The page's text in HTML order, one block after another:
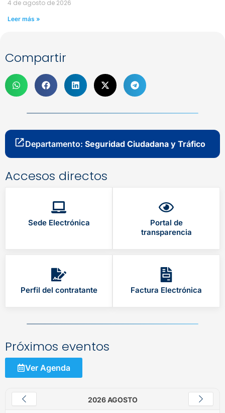
4 de agosto de 2026
Leer más »
Compartir
Departamento: Seguridad Ciudadana y Tráfico
Accesos directos
Sede Electrónica
Portal de
transparencia
Perfil del contratante Factura Electrónica
Próximos eventos
Ver Agenda
2026 AGOSTO